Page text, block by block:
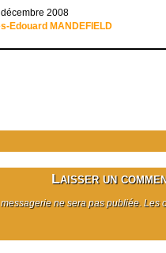
2008
Edouard MANDEFIELD
Laisser un
ne sera pas publiée. Les